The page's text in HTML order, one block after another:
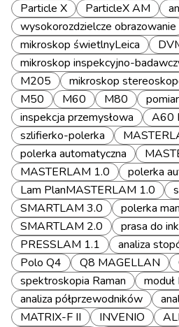
Particle X
ParticleX AM
wysokorozdzielcze obrazowanie
mikroskop świetlnyLeica
mikroskop inspekcyjno-
M205
mikroskop
M50
M60 M80
inspekcja przemysłowa
A60
szlifierko-polerka
polerka automatyczna
MASTERLAM 1.0
polerka
Lam PlanMASTERLAM 1.0
SMARTLAM 3.0
polerka
SMARTLAM 2.0
prasa do
PRESSLAM 1.1
analiza
Polo Q4
Q8 MAGELLAN
spektroskopia Raman
moduł
analiza półprzewodników
MATRIX-F II
INVENIO